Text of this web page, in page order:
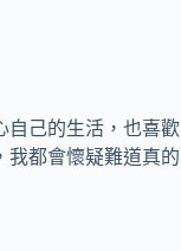
自己的生活，也喜歡
我都會懷疑難道真的